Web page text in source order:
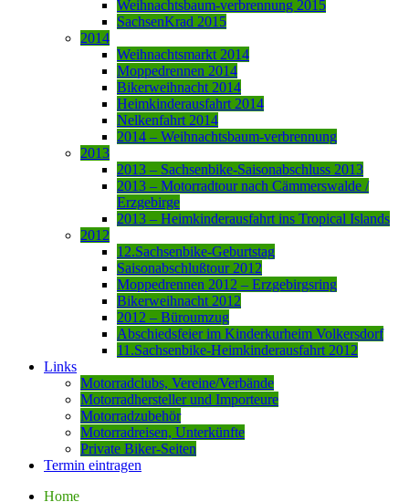
Weihnachtsbaum-verbrennung 2015
SachsenKrad 2015
2014
Weihnachtsmarkt 2014
Moppedrennen 2014
Bikerweihnacht 2014
Heimkinderausfahrt 2014
Nelkenfahrt 2014
2014 – Weihnachtsbaum-verbrennung
2013
2013 – Sachsenbike-Saisonabschluss 2013
2013 – Motorradtour nach Cämmerswalde /
Erzgebirge
2013 – Heimkinderausfahrt ins Tropical Islands
2012
12.Sachsenbike-Geburtstag
Saisonabschlußtour 2012
Moppedrennen 2012 – Erzgebirgsring
Bikerweihnacht 2012
2012 – Büroumzug
Abschiedsfeier im Kinderkurheim Volkersdorf
11.Sachsenbike-Heimkinderausfahrt 2012
Links
Motorradclubs, Vereine/Verbände
Motorradhersteller und Importeure
Motorradzubehör
Motorradreisen, Unterkünfte
Private Biker-Seiten
Termin eintragen
Home